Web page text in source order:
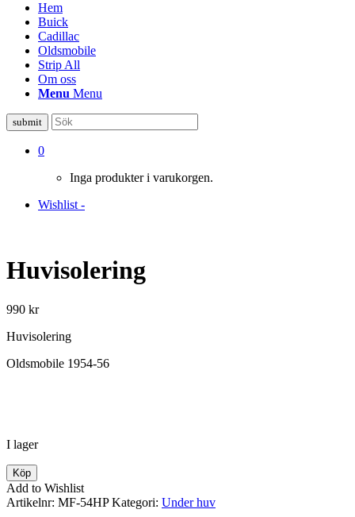
Hem
Buick
Cadillac
Oldsmobile
Strip All
Om oss
Menu Menu
0
Inga produkter i varukorgen.
Wishlist -
Huvisolering
990 kr
Huvisolering
Oldsmobile 1954-56
I lager
Huvisolering
mängd
Köp
Add to Wishlist
Artikelnr: MF-54HP Kategori: Under huv